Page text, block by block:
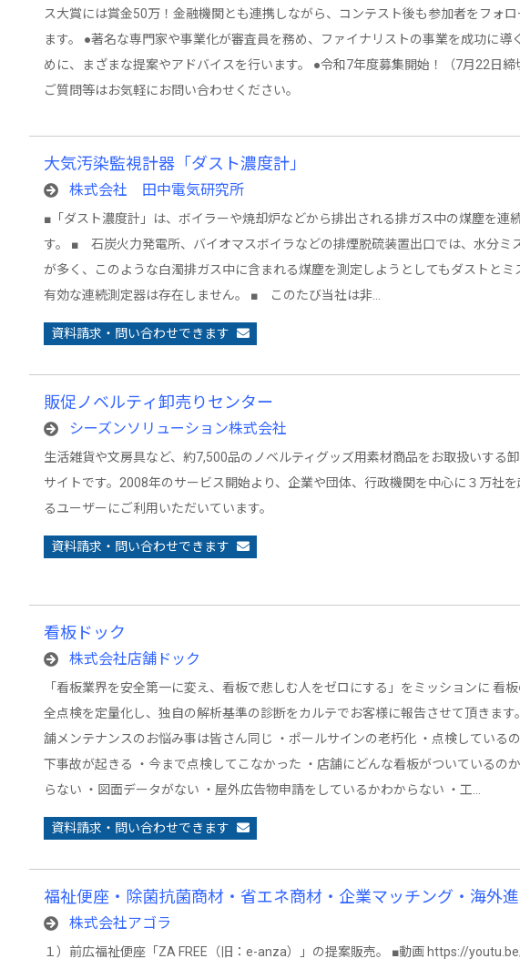
ス大賞には賞金50万！金融機関とも連携しながら、コンテスト後も参加者をフォロ
ます。 ●著名な専門家や事業化が審査員を務め、ファイナリストの事業を成功に導
めに、まざまな提案やアドバイスを行います。 ●令和7年度募集開始！（7月22日締
ご質問等はお気軽にお問い合わせください。
大気汚染監視計器「ダスト濃度計」
株式会社 田中電気研究所
■「ダスト濃度計」は、ボイラーや焼却炉などから排出される排ガス中の煤塵を連
す。 ■ 石炭火力発電所、バイオマスボイラなどの排煙脱硫装置出口では、水分ミ
が多く、このような白濁排ガス中に含まれる煤塵を測定しようとしてもダストと
有効な連続測定器は存在しません。 ■ このたび当社は非…
資料請求・問い合わせできます
販促ノベルティ卸売りセンター
シーズンソリューション株式会社
生活雑貨や文房具など、約7,500品のノベルティグッズ用素材商品をお取扱いする
サイトです。2008年のサービス開始より、企業や団体、行政機関を中心に３万社を
るユーザーにご利用いただいています。
資料請求・問い合わせできます
看板ドック
株式会社店舗ドック
「看板業界を安全第一に変え、看板で悲しむ人をゼロにする」をミッションに 看
全点検を定量化し、独自の解析基準の診断をカルテでお客様に報告させて頂きます
舗メンテナンスのお悩み事は皆さん同じ ・ポールサインの老朽化 ・点検している
下事故が起きる ・今まで点検してこなかった ・店舗にどんな看板がついているの
らない ・図面データがない ・屋外広告物申請をしているかわからない ・工…
資料請求・問い合わせできます
福祉便座・除菌抗菌商材・省エネ商材・企業マッチング・海外
株式会社アゴラ
１）前広福祉便座「ZA FREE（旧：e-anza）」の提案販売。 ■動画 https://